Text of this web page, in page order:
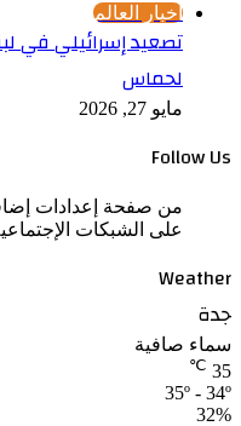
أخبار العالم
تصعيد إسرائيلي في
لحماس
مايو 27, 2026
Follow Us
من صفحة إعدادات
على الشبكات
Weather
جدة
سماء صافية
35
℃
35º - 34º
32%